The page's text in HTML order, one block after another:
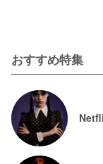
おすすめ特集